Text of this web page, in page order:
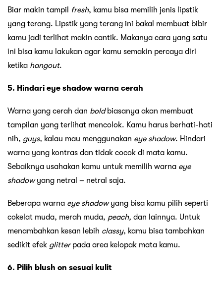
Biar makin tampil fresh, kamu bisa memilih jenis lipstik
yang terang. Lipstik yang terang ini bakal membuat bibir
kamu jadi terlihat makin cantik. Makanya cara yang satu
ini bisa kamu lakukan agar kamu semakin percaya diri
ketika hangout.
5. Hindari eye shadow warna cerah
Warna yang cerah dan boldbiasanya akan membuat
tampilan yang terlihat mencolok. Kamu harus berhati-hati
nih, guys, kalau mau menggunakan eye shadow. Hindari
warna yang kontras dan tidak cocok di mata kamu.
Sebaiknya usahakan kamu untuk memilih warna eye
shadowyang netral – netral saja.
Beberapa warna eye shadowyang bisa kamu pilih seperti
cokelat muda, merah muda, peach, dan lainnya. Untuk
menambahkan kesan lebih classy, kamu bisa tambahkan
sedikit efek glitterpada area kelopak mata kamu.
6. Pilih blush on sesuai kulit